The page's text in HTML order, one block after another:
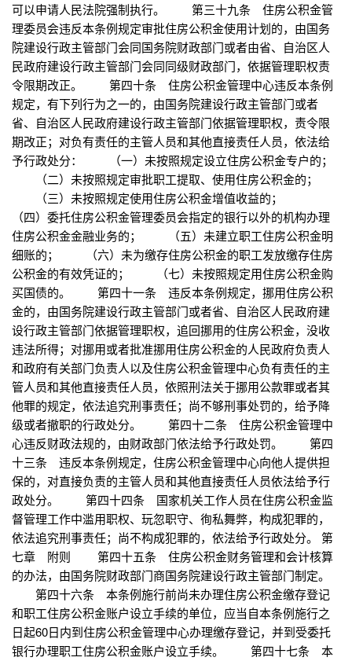
可以申请人民法院强制执行。 第三十九条 住房公积金管
理委员会违反本条例规定审批住房公积金使用计划的，由国务
院建设行政主管部门会同国务院财政部门或者由省、自治区人
民政府建设行政主管部门会同同级财政部门，依据管理职权责
令限期改正。 第四十条 住房公积金管理中心违反本条例
规定，有下列行为之一的，由国务院建设行政主管部门或者
省、自治区人民政府建设行政主管部门依据管理职权，责令限
期改正；对负有责任的主管人员和其他直接责任人员，依法给
予行政处分： （一）未按照规定设立住房公积金专户的；
（二）未按照规定审批职工提取、使用住房公积金的；
（三）未按照规定使用住房公积金增值收益的；
（四）委托住房公积金管理委员会指定的银行以外的机构办理
住房公积金金融业务的； （五）未建立职工住房公积金明
细账的； （六）未为缴存住房公积金的职工发放缴存住房
公积金的有效凭证的； （七）未按照规定用住房公积金购
买国债的。 第四十一条 违反本条例规定，挪用住房公积
金的，由国务院建设行政主管部门或者省、自治区人民政府建
设行政主管部门依据管理职权，追回挪用的住房公积金，没收
违法所得；对挪用或者批准挪用住房公积金的人民政府负责人
和政府有关部门负责人以及住房公积金管理中心负有责任的主
管人员和其他直接责任人员，依照刑法关于挪用公款罪或者其
他罪的规定，依法追究刑事责任；尚不够刑事处罚的，给予降
级或者撤职的行政处分。 第四十二条 住房公积金管理中
心违反财政法规的，由财政部门依法给予行政处罚。 第四
十三条 违反本条例规定，住房公积金管理中心向他人提供担
保的，对直接负责的主管人员和其他直接责任人员依法给予行
政处分。 第四十四条 国家机关工作人员在住房公积金监
督管理工作中滥用职权、玩忽职守、徇私舞弊，构成犯罪的，
依法追究刑事责任；尚不构成犯罪的，依法给予行政处分。 第
七章 附则 第四十五条 住房公积金财务管理和会计核算
的办法，由国务院财政部门商国务院建设行政主管部门制定。
第四十六条 本条例施行前尚未办理住房公积金缴存登记
和职工住房公积金账户设立手续的单位，应当自本条例施行之
日起60日内到住房公积金管理中心办理缴存登记，并到受委托
银行办理职工住房公积金账户设立手续。 第四十七条 本